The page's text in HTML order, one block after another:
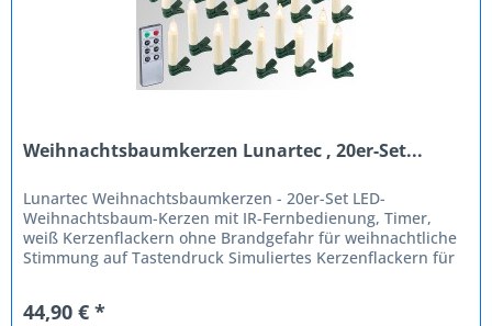
Weihnachtsbaumkerzen Lunartec , 20er-Set...
Lunartec Weihnachtsbaumkerzen - 20er-Set LED-
Weihnachtsbaum-Kerzen mit IR-Fernbedienung, Timer,
weiß Kerzenflackern ohne Brandgefahr für weihnachtliche
Stimmung auf Tastendruck Simuliertes Kerzenflackern für
44,90 € *